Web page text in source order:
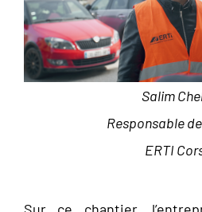
Salim
Responsable
ERTI